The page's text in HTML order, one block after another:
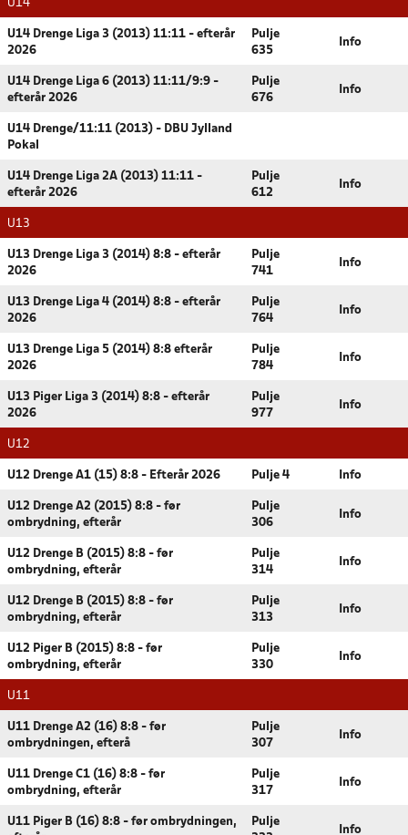
U14
U14 Drenge Liga 3 (2013) 11:11 - efterår
2026
Pulje
635
Info
U14 Drenge Liga 6 (2013) 11:11/9:9 -
efterår 2026
Pulje
676
Info
U14 Drenge/11:11 (2013) - DBU Jylland
Pokal
U14 Drenge Liga 2A (2013) 11:11 -
efterår 2026
Pulje
612
Info
U13
U13 Drenge Liga 3 (2014) 8:8 - efterår
2026
Pulje
741
Info
U13 Drenge Liga 4 (2014) 8:8 - efterår
2026
Pulje
764
Info
U13 Drenge Liga 5 (2014) 8:8 efterår
2026
Pulje
784
Info
U13 Piger Liga 3 (2014) 8:8 - efterår
2026
Pulje
977
Info
U12
U12 Drenge A1 (15) 8:8 - Efterår 2026 Pulje 4 Info
U12 Drenge A2 (2015) 8:8 - før
ombrydning, efterår
Pulje
306
Info
U12 Drenge B (2015) 8:8 - før
ombrydning, efterår
Pulje
314
Info
U12 Drenge B (2015) 8:8 - før
ombrydning, efterår
Pulje
313
Info
U12 Piger B (2015) 8:8 - før
ombrydning, efterår
Pulje
330
Info
U11
U11 Drenge A2 (16) 8:8 - før
ombrydningen, efterå
Pulje
307
Info
U11 Drenge C1 (16) 8:8 - før
ombrydning, efterår
Pulje
317
Info
U11 Piger B (16) 8:8 - før ombrydningen,
Pulje
Info